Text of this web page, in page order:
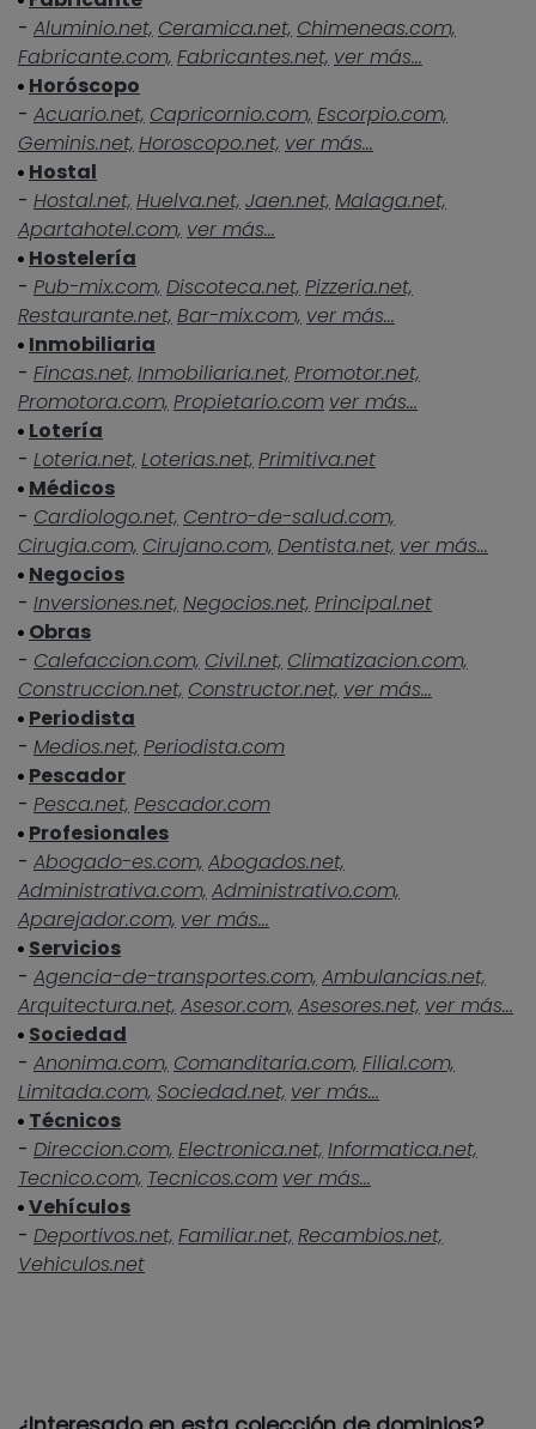
- Aluminio.net, Ceramica.net, Chimeneas.com,
Fabricante.com, Fabricantes.net, ver más...
Horóscopo
- Acuario.net, Capricornio.com, Escorpio.com,
Geminis.net, Horoscopo.net, ver más...
Hostal
- Hostal.net, Huelva.net, Jaen.net, Malaga.net,
Apartahotel.com, ver más...
Hostelería
- Pub-mix.com, Discoteca.net, Pizzeria.net,
Restaurante.net, Bar-mix.com, ver más...
Inmobiliaria
- Fincas.net, Inmobiliaria.net, Promotor.net,
Promotora.com, Propietario.com ver más...
Lotería
- Loteria.net, Loterias.net, Primitiva.net
Médicos
- Cardiologo.net, Centro-de-salud.com,
Cirugia.com, Cirujano.com, Dentista.net, ver más...
Negocios
- Inversiones.net, Negocios.net, Principal.net
Obras
- Calefaccion.com, Civil.net, Climatizacion.com,
Construccion.net, Constructor.net, ver más...
Periodista
- Medios.net, Periodista.com
Pescador
- Pesca.net, Pescador.com
Profesionales
- Abogado-es.com, Abogados.net,
Administrativa.com, Administrativo.com,
Aparejador.com, ver más...
Servicios
- Agencia-de-transportes.com, Ambulancias.net,
Arquitectura.net, Asesor.com, Asesores.net, ver más...
Sociedad
- Anonima.com, Comanditaria.com, Filial.com,
Limitada.com, Sociedad.net, ver más...
Técnicos
- Direccion.com, Electronica.net, Informatica.net,
Tecnico.com, Tecnicos.com ver más...
Vehículos
- Deportivos.net, Familiar.net, Recambios.net,
Vehiculos.net